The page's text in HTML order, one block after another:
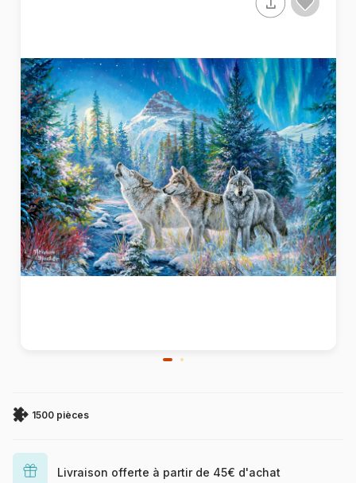
1500 pièces
Livraison offerte à partir de 45€ d'achat